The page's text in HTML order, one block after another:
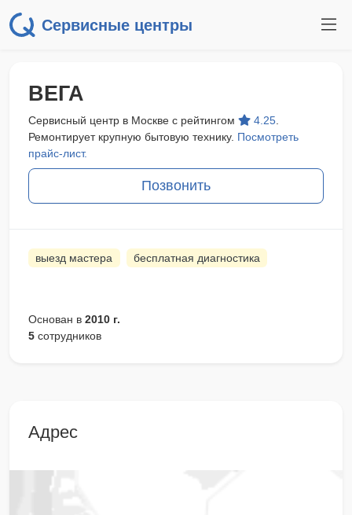
Сервисные центры
ВЕГА
Сервисный центр в Москве с рейтингом 4.25
Ремонтирует крупную бытовую технику. Посмотреть
прайс-лист.
Позвонить
выезд мастера бесплатная диагностика
Основан в 2010 г.
5 сотрудников
Адрес